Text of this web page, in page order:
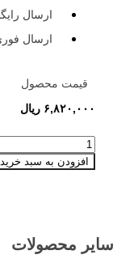
ارسال
ارسال
قیمت محصول
۶,۸۲۰,۰۰۰ ریال
طبقه
متحرک
داخل
عدد
افزودن به سبد خرید
سایر محصولات